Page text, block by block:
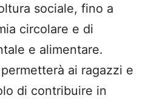
sociale, fino a
circolare e di
e alimentare.
ai ragazzi e
di contribuire in